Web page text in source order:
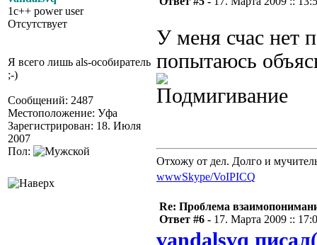
1c++ power user
Отсутствует
Я всего лишь als-особиратель
;-)
Сообщений: 2487
Местоположение: Уфа
Зарегистрирован: 18. Июля
2007
Пол:
У меня счас нет
попытаюсь
Отхожу от дел. Долго и
wwwSkype/VoIPICQ
Re: Проблема
Ответ #6 - 17. Марта 2009 ::
vandalsvq